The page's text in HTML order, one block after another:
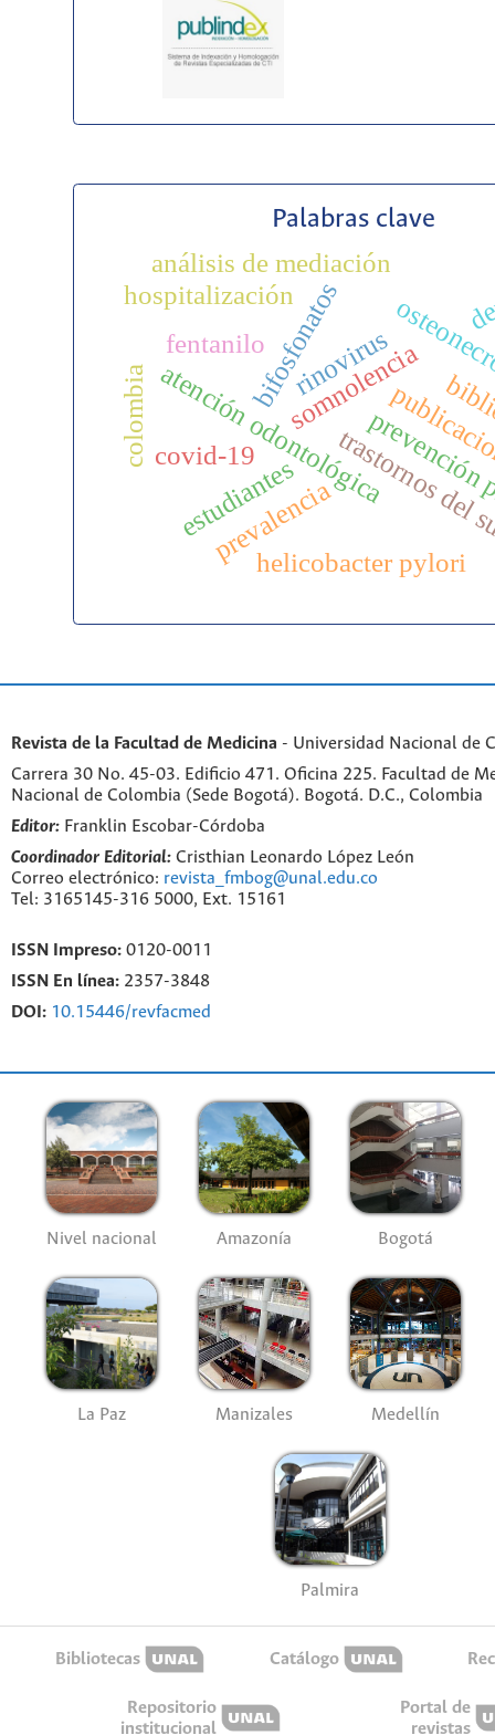
Palabras clave
bifosfonatos
atención odontológica
somnolencia
estudiantes trastornos
prevalencia
covid-19
rinovirus
hospitalización
helicobacter pylori
colombia
análisis de mediación
fentanilo
Revista de la Facultad de Medicina - Universidad Nacional de
Carrera 30 No. 45-03. Edificio 471. Oficina 225. Facultad de
Nacional de Colombia (Sede Bogotá). Bogotá. D.C., Colombia
Editor: Franklin Escobar-Córdoba
Coordinador Editorial: Cristhian Leonardo López León
Correo electrónico: revista_fmbog@unal.edu.co
Tel: 3165145-316 5000, Ext. 15161
ISSN Impreso: 0120-0011
ISSN En línea: 2357-3848
DOI: 10.15446/revfacmed
Nivel nacional Amazonía Bogotá
La Paz Manizales Medellín
Palmira
Bibliotecas Catálogo
Repositorio
institucional
Portal de
revistas